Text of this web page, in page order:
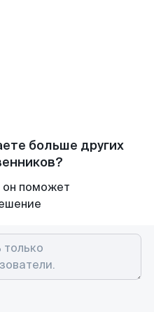
больше других
поможет